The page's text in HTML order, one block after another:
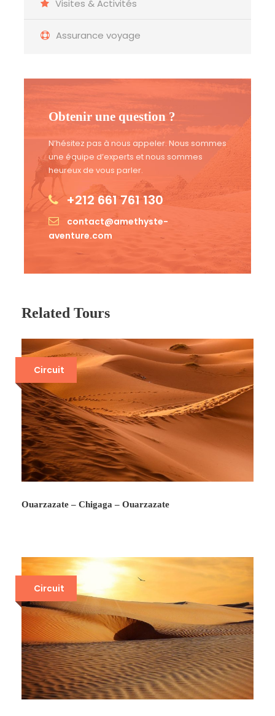
Visites & Activités
Assurance voyage
Obtenir une question ?
N’hésitez pas à nous appeler. Nous sommes
une équipe d’experts et nous sommes
heureux de vous parler.
+212 661 761 130
contact@amethyste-
aventure.com
Related Tours
Circuit
Ouarzazate – Chigaga – Ouarzazate
Circuit